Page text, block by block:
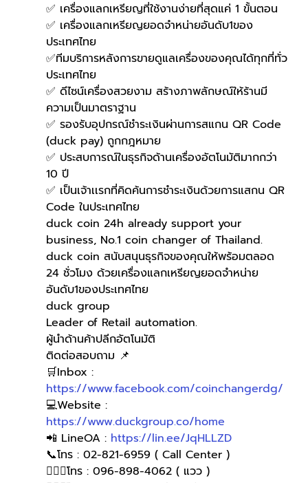
✅ เครื่องแลกเหรียญที่ใช้งานง่ายที่สุดแค่ 1 ขั้นตอน
✅ เครื่องแลกเหรียญยอดจำหน่ายอันดับ1ของ
ประเทศไทย
✅ทีมบริการหลังการขายดูแลเครื่องของคุณได้ทุกที่ทั่ว
ประเทศไทย
✅ ดีไซน์เครื่องสวยงาม สร้างภาพลักษณ์ให้ร้านมี
ความเป็นมาตราฐาน
✅ รองรับอุปกรณ์ชำระเงินผ่านการสแกน QR Code
(duck pay) ถูกกฎหมาย
✅ ประสบการณ์ในธุรกิจด้านเครื่องอัตโนมัติมากกว่า
10 ปี
✅ เป็นเจ้าเเรกที่คิดค้นการชำระเงินด้วยการแสกน QR
Code ในประเทศไทย
duck coin 24h already support your
business, No.1 coin changer of Thailand.
duck coin สนับสนุนธุรกิจของคุณให้พร้อมตลอด
24 ชั่วโมง ด้วยเครื่องแลกเหรียญยอดจำหน่าย
อันดับ1ของประเทศไทย
duck group
Leader of Retail automation.
ผู้นำด้านค้าปลีกอัตโนมัติ
ติดต่อสอบถาม 📌
🛒Inbox :
https://www.facebook.com/coinchangerdg/
💻Website :
https://www.duckgroup.co/home
📲 LineOA : https://lin.ee/JqHLLZD
📞โทร : 02-821-6959 ( Call Center )
🙋🏻‍♀โทร : 096-898-4062 ( แวว )